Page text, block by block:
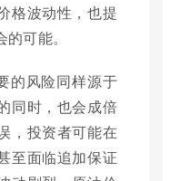
格波动性，也提
可能。
的风险同样源于
同时，也会成倍
，投资者可能在
至面临追加保证